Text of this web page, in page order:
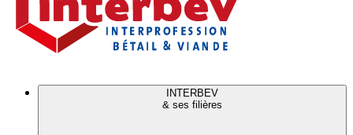
INTERBEV
& ses filières